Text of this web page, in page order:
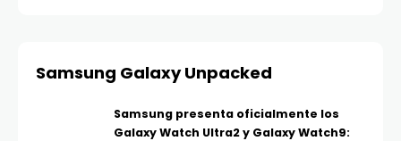
Samsung Galaxy Unpacked
Samsung presenta oficialmente los
Galaxy Watch Ultra2 y Galaxy Watch9: